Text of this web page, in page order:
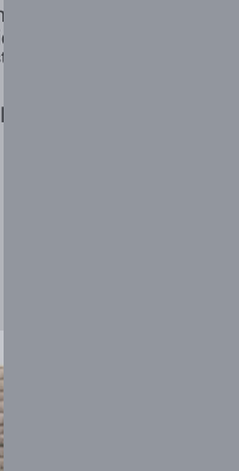
Zeitpunkt
Bremervörde